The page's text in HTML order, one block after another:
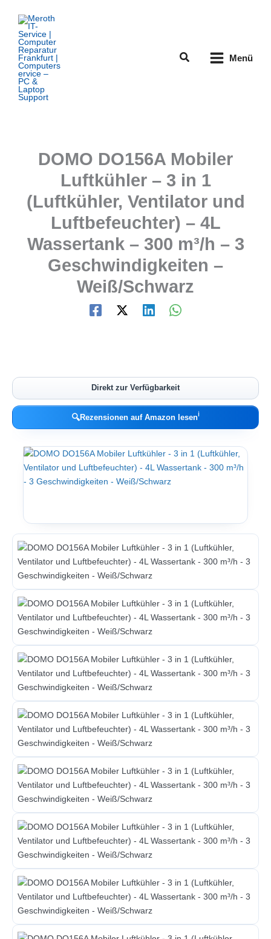
Inhalt
springen
Suchen Menü
DOMO DO156A Mobiler
Luftkühler – 3 in 1
(Luftkühler, Ventilator und
Luftbefeuchter) – 4L
Wassertank – 300 m³/h – 3
Geschwindigkeiten –
Weiß/Schwarz
Direkt zur Verfügbarkeit
🔍Rezensionen auf Amazon lesenℹ︎